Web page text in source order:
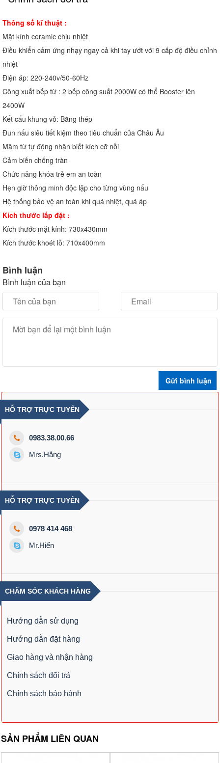
Thông số kĩ thuật :
Mặt kính ceramic chịu nhiệt
Điều khiển cảm ứng nhạy ngay cả khi tay ướt với 9 cấp độ điều chỉnh
nhiệt
Điện áp: 220-240v/50-60Hz
Công xuất bếp từ : 2 bếp công suất 2000W có thể Booster lên
2400W
Kết cấu khung vỏ: Bằng thép
Đun nấu siêu tiết kiệm theo tiêu chuẩn của Châu Âu
Mâm từ tự động nhận biết kích cỡ nồi
Cảm biến chống tràn
Chức năng khóa trẻ em an toàn
Hẹn giờ thông minh độc lập cho từng vùng nấu
Hệ thống bảo vệ an toàn khi quá nhiệt, quá áp
Kích thước lắp đặt :
Kích thước mặt kính: 730x430mm
Kích thước khoét lỗ: 710x400mm
Bình luận
Bình luận của bạn
HỖ TRỢ TRỰC TUYẾN
0983.38.00.66
Mrs.Hằng
HỖ TRỢ TRỰC TUYẾN
0978 414 468
Mr.Hiển
CHĂM SÓC KHÁCH HÀNG
Hướng dẫn sử dụng
Hướng dẫn đặt hàng
Giao hàng và nhận hàng
Chính sách đổi trả
Chính sách bảo hành
SẢN PHẨM LIÊN QUAN